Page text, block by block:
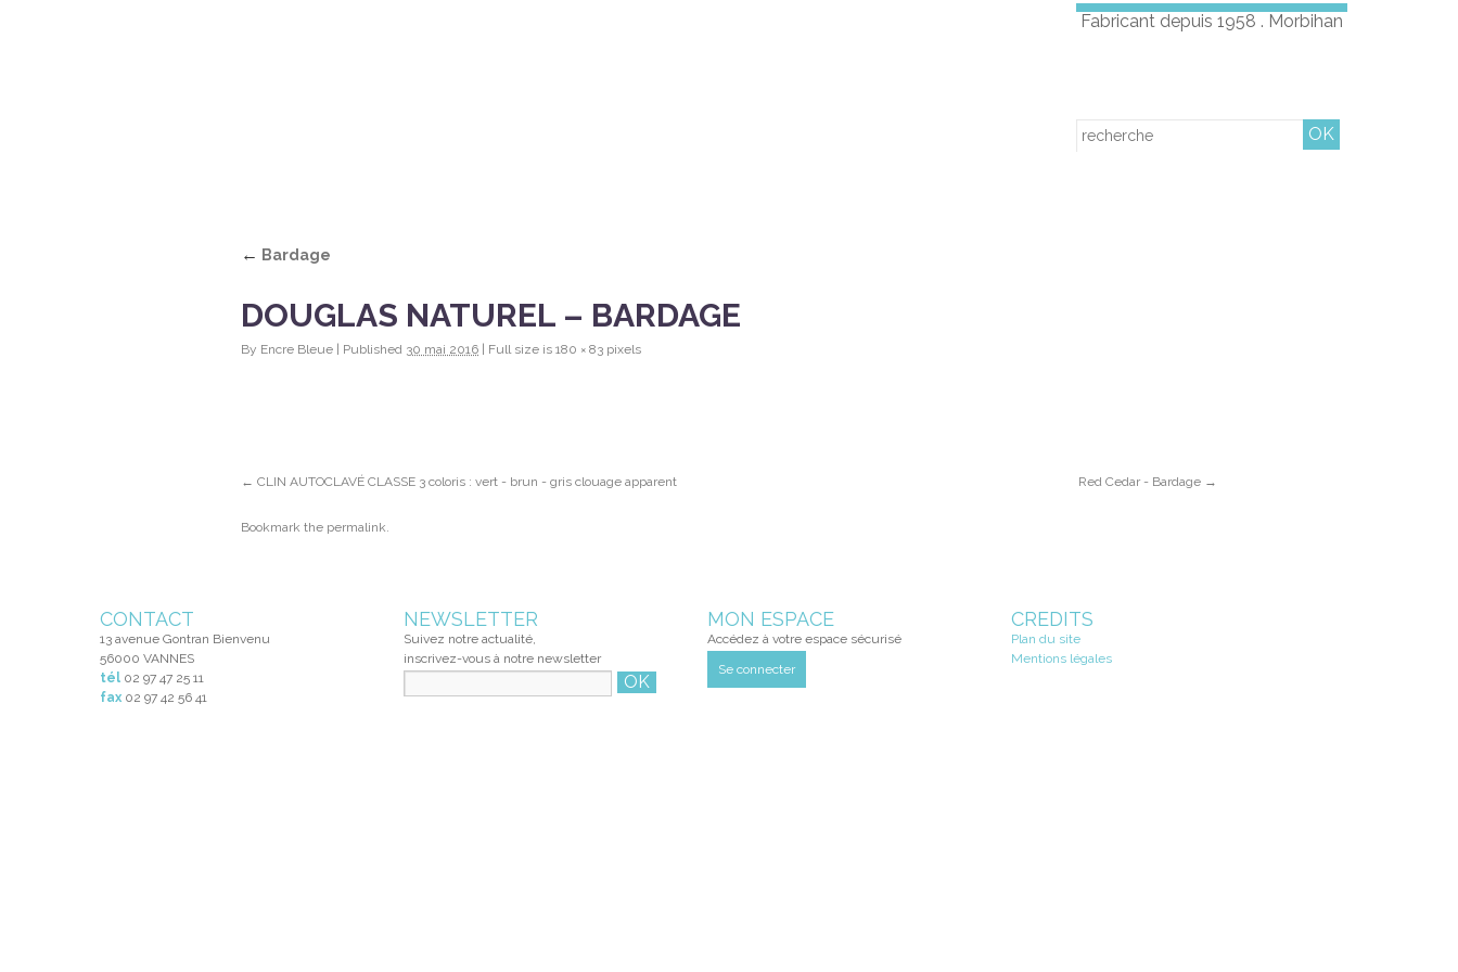
Fabricant depuis 1958 . Morbihan
← Bardage
DOUGLAS NATUREL – BARDAGE
By Encre Bleue Published 30 mai 2016 Full size is 180 × 83 pixels
CLIN AUTOCLAVÉ CLASSE 3 coloris : vert - brun - gris clouage apparent Red Cedar - Bardage
Bookmark the permalink.
CONTACT
13 avenue Gontran Bienvenu
56000 VANNES
tél 02 97 47 25 11
fax 02 97 42 56 41
NEWSLETTER
Suivez notre actualité,
inscrivez-vous à notre newsletter
MON ESPACE
Accédez à votre espace sécurisé
Se connecter
CRÉDITS
Plan du site
Mentions légales